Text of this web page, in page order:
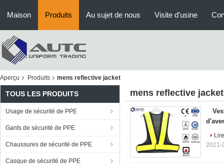
Maison Produits Au sujet de nous Visite d'usine
Aperçu Produits mens reflective jacket
TOUS LES PRODUITS
Usage de sécurité de PPE
Gants de sécurité de PPE
Chaussures de sécurité de PPE
Casque de sécurité de PPE
mens reflective jacket
2021-